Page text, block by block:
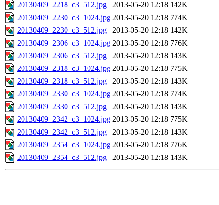
20130409_2218_c3_512.jpg
2013-05-20 12:18 142K
20130409_2230_c3_1024.jpg 2013-05-20 12:18 774K
20130409_2230_c3_512.jpg
2013-05-20 12:18 142K
20130409_2306_c3_1024.jpg 2013-05-20 12:18 776K
20130409_2306_c3_512.jpg
2013-05-20 12:18 143K
20130409_2318_c3_1024.jpg 2013-05-20 12:18 775K
20130409_2318_c3_512.jpg
2013-05-20 12:18 143K
20130409_2330_c3_1024.jpg 2013-05-20 12:18 774K
20130409_2330_c3_512.jpg
2013-05-20 12:18 143K
20130409_2342_c3_1024.jpg 2013-05-20 12:18 775K
20130409_2342_c3_512.jpg
2013-05-20 12:18 143K
20130409_2354_c3_1024.jpg 2013-05-20 12:18 776K
20130409_2354_c3_512.jpg
2013-05-20 12:18 143K